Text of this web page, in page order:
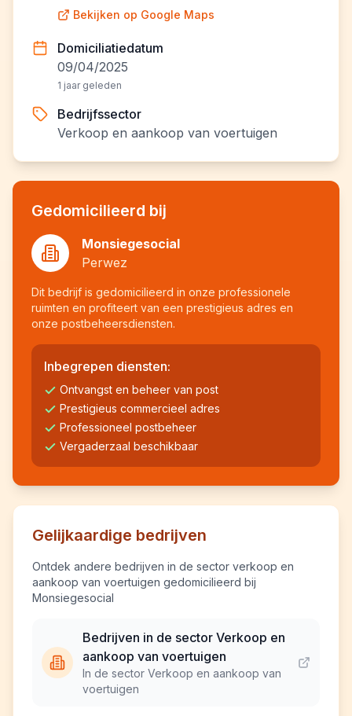
Bekijken op Google Maps
Domiciliatiedatum
09/04/2025
1 jaar geleden
Bedrijfssector
Verkoop en aankoop van voertuigen
Gedomicilieerd bij
Monsiegesocial
Perwez
Dit bedrijf is gedomicilieerd in onze professionele
ruimten en profiteert van een prestigieus adres en
onze postbeheersdiensten.
Inbegrepen diensten:
Ontvangst en beheer van post
Prestigieus commercieel adres
Professioneel postbeheer
Vergaderzaal beschikbaar
Gelijkaardige bedrijven
Ontdek andere bedrijven in de sector verkoop en
aankoop van voertuigen gedomicilieerd bij
Monsiegesocial
Bedrijven in de sector Verkoop en
aankoop van voertuigen
In de sector Verkoop en aankoop van
voertuigen